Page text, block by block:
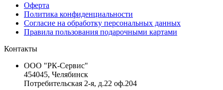
Оферта
Политика конфиденциальности
Согласие на обработку персональных данных
Правила пользования подарочными картами
Контакты
ООО "РК-Сервис"
454045, Челябинск
Потребительская 2-я, д.22 оф.204